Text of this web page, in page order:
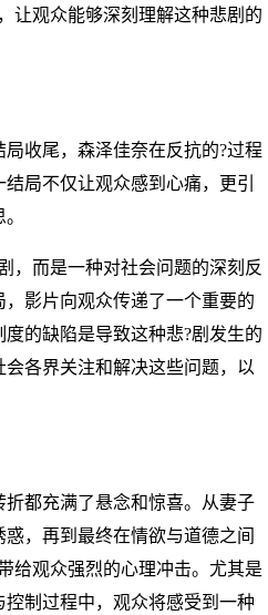
让观众能够深刻理解这种悲剧的
收尾，森泽佳奈在反抗的?过程
局不仅让观众感到心痛，更引
，而是一种对社会问题的深刻反
影片向观众传递了一个重要的
的缺陷是导致这种悲?剧发生的
各界关注和解决这些问题，以
都充满了悬念和惊喜。从妻子
，再到最终在情欲与道德之间
给观众强烈的心理冲击。尤其是
制过程中，观众将感受到一种